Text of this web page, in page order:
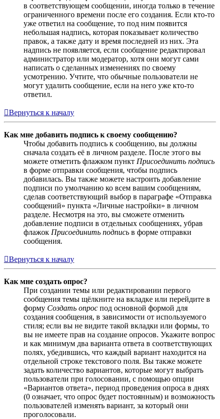
в соответствующем сообщении, иногда только в течение
ограниченного времени после его создания. Если кто-то
уже ответил на сообщение, то под ним появится
небольшая надпись, которая показывает количество
правок, а также дату и время последней из них. Эта
надпись не появляется, если сообщение редактировал
администратор или модератор, хотя они могут сами
написать о сделанных изменениях по своему
усмотрению. Учтите, что обычные пользователи не
могут удалить сообщение, если на него уже кто-то
ответил.
Вернуться к началу
Как мне добавить подпись к своему сообщению?
Чтобы добавить подпись к сообщению, вы должны
сначала создать её в личном разделе. После этого вы
можете отметить флажком пункт Присоединить подпись
в форме отправки сообщения, чтобы подпись
добавилась. Вы также можете настроить добавление
подписи по умолчанию ко всем вашим сообщениям,
сделав соответствующий выбор в параграфе «Отправка
сообщений» пункта «Личные настройки» в личном
разделе. Несмотря на это, вы сможете отменить
добавление подписи в отдельных сообщениях, убрав
флажок Присоединить подпись в форме отправки
сообщения.
Вернуться к началу
Как мне создать опрос?
При создании темы или редактировании первого
сообщения темы щёлкните на вкладке или перейдите в
форму Создать опрос под основной формой для
создания сообщения, в зависимости от используемого
стиля; если вы не видите такой вкладки или формы, то
вы не имеете прав на создание опросов. Укажите вопрос
и как минимум два варианта ответа в соответствующих
полях, убедившись, что каждый вариант находится на
отдельной строке текстового поля. Вы также можете
задать количество вариантов, которые могут выбрать
пользователи при голосовании, с помощью опции
«Вариантов ответа», период проведения опроса в днях
(0 означает, что опрос будет постоянным) и возможность
пользователей изменять вариант, за который они
проголосовали.